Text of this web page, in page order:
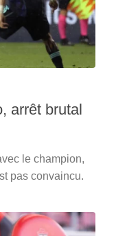
arrêt brutal
le champion,
pas convaincu.